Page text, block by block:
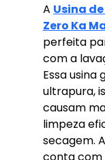
A Usina
Zero Ka
perfeita
com a
Essa usina
ultrapura,
causam
limpeza
secagem.
conta com